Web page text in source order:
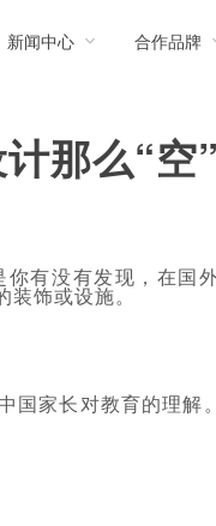
新闻中心 合作品牌
那么“空
有没有发现，在国
装饰或设施。
国家长对教育的理解